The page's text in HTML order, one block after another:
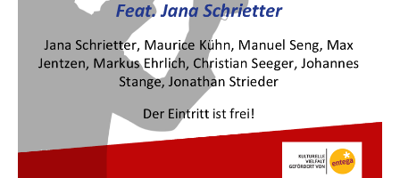
Presse
Login (nur Intern!)